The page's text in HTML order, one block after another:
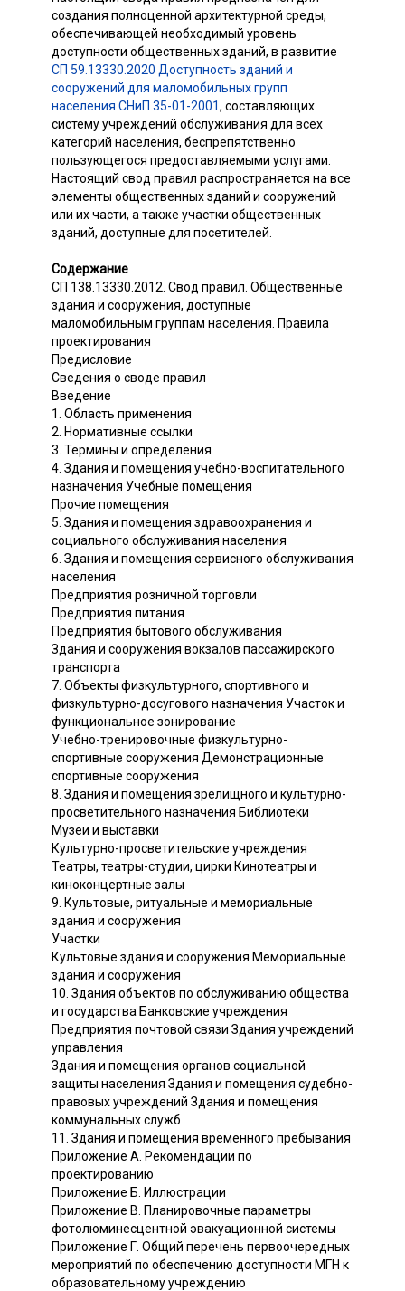
создания полноценной архитектурной среды,
обеспечивающей необходимый уровень
доступности общественных зданий, в развитие
СП 59.13330.2020 Доступность зданий и
сооружений для маломобильных групп
населения СНиП 35-01-2001, составляющих
систему учреждений обслуживания для всех
категорий населения, беспрепятственно
пользующегося предоставляемыми услугами.
Настоящий свод правил распространяется на все
элементы общественных зданий и сооружений
или их части, а также участки общественных
зданий, доступные для посетителей.
Содержание
СП 138.13330.2012. Свод правил. Общественные
здания и сооружения, доступные
маломобильным группам населения. Правила
проектирования
Предисловие
Сведения о своде правил
Введение
1. Область применения
2. Нормативные ссылки
3. Термины и определения
4. Здания и помещения учебно-воспитательного
назначения Учебные помещения
Прочие помещения
5. Здания и помещения здравоохранения и
социального обслуживания населения
6. Здания и помещения сервисного обслуживания
населения
Предприятия розничной торговли
Предприятия питания
Предприятия бытового обслуживания
Здания и сооружения вокзалов пассажирского
транспорта
7. Объекты физкультурного, спортивного и
физкультурно-досугового назначения Участок и
функциональное зонирование
Учебно-тренировочные физкультурно-
спортивные сооружения Демонстрационные
спортивные сооружения
8. Здания и помещения зрелищного и культурно-
просветительного назначения Библиотеки
Музеи и выставки
Культурно-просветительские учреждения
Театры, театры-студии, цирки Кинотеатры и
киноконцертные залы
9. Культовые, ритуальные и мемориальные
здания и сооружения
Участки
Культовые здания и сооружения Мемориальные
здания и сооружения
10. Здания объектов по обслуживанию общества
и государства Банковские учреждения
Предприятия почтовой связи Здания учреждений
управления
Здания и помещения органов социальной
защиты населения Здания и помещения судебно-
правовых учреждений Здания и помещения
коммунальных служб
11. Здания и помещения временного пребывания
Приложение А. Рекомендации по
проектированию
Приложение Б. Иллюстрации
Приложение В. Планировочные параметры
фотолюминесцентной эвакуационной системы
Приложение Г. Общий перечень первоочередных
мероприятий по обеспечению доступности МГН к
образовательному учреждению